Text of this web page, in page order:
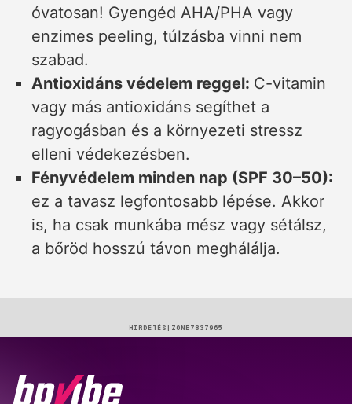
óvatosan! Gyengéd AHA/PHA vagy
enzimes peeling, túlzásba vinni nem
szabad.
Antioxidáns védelem reggel: C-vitamin
vagy más antioxidáns segíthet a
ragyogásban és a környezeti stressz
elleni védekezésben.
Fényvédelem minden nap (SPF 30–50):
ez a tavasz legfontosabb lépése. Akkor
is, ha csak munkába mész vagy sétálsz,
a bőröd hosszú távon meghálálja.
HIRDETÉS